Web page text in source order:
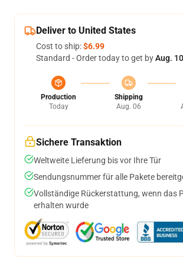
Deliver to United States
Cost to ship:$6.99
Standard - Order today to get byAug.
Production
Today
Shipping
Aug. 06
Sichere Transaktion
Weltweite Lieferung bis vor Ihre Tür
Sendungsnummer für alle Pakete
Vollständige Rückerstattung, wenn das
erhalten wurde